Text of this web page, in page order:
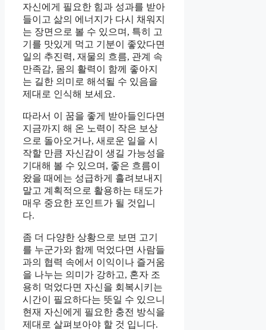
자신에게 필요한 힘과 성과를 받아
들이고 삶의 에너지가 다시 채워지
는 장면으로 볼 수 있으며, 특히 고
기를 맛있게 먹고 기분이 좋았다면
일의 추진력, 재물의 흐름, 관계 속
만족감, 몸의 활력이 함께 좋아지
는 길한 의미로 해석될 수 있음을
제대로 인식해 보세요.
따라서 이 꿈을 좋게 받아들인다면
지금까지 해 온 노력이 작은 보상
으로 돌아오거나, 새로운 일을 시
작할 만큼 자신감이 생길 가능성을
기대해 볼 수 있으며, 좋은 흐름이
왔을 때에는 성급하게 흘려보내지
말고 계획적으로 활용하는 태도가
매우 중요한 포인트가 될 것입니
다.
좀 더 다양한 상황으로 보면 고기
를 누군가와 함께 먹었다면 사람들
과의 협력 속에서 이익이나 즐거움
을 나누는 의미가 강하고, 혼자 조
용히 먹었다면 자신을 회복시키는
시간이 필요하다는 뜻일 수 있으니
현재 자신에게 필요한 충전 방식을
제대로 살펴보아야 할 것 입니다.